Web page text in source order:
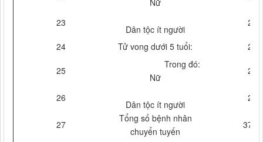
Nữ
23
Dân tộc ít người
2
24 Tử vong dưới 5 tuổi: 2
25
Trong đó:
Nữ
2
26
Dân tộc ít người
2
27
Tổng số bệnh nhân
chuyển tuyến
370